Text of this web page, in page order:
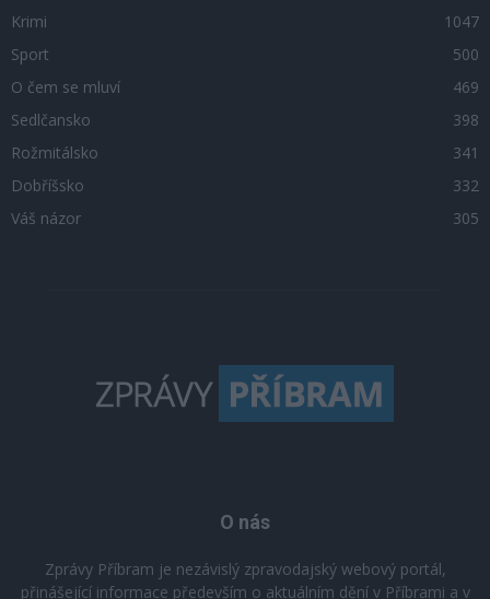
Krimi
1047
Sport
500
O čem se mluví
469
Sedlčansko
398
Rožmitálsko
341
Dobříšsko
332
Váš názor
305
O nás
Zprávy Příbram je nezávislý zpravodajský webový portál,
přinášející informace především o aktuálním dění v Příbrami a v